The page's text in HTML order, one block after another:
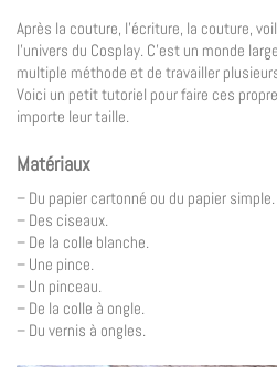
Après la couture, l’écriture, la couture,
l’univers du Cosplay. C’est un monde
multiple méthode et de travailler
Voici un petit tutoriel pour faire ces
importe leur taille.
Matériaux
– Du papier cartonné ou du papier simple.
– Des ciseaux.
– De la colle blanche.
– Une pince.
– Un pinceau.
– De la colle à ongle.
– Du vernis à ongles.